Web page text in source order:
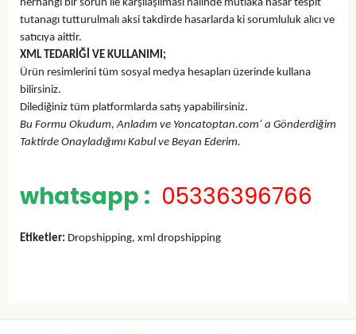
herhangi bir sorun ile karşılaşılması halinde mutlaka hasar tespit
tutanagı tutturulmalı aksi takdirde hasarlarda ki sorumluluk alıcı ve
satıcıya aittir.
XML TEDARİĞİ VE KULLANIMI;
Ürün resimlerini tüm sosyal medya hesapları üzerinde kullana
bilirsiniz.
Dilediğiniz tüm platformlarda satış yapabilirsiniz.
Bu Formu Okudum, Anladım ve Yoncatoptan.com’ a Gönderdiğim
Taktirde Onayladığımı Kabul ve Beyan Ederim.
whatsapp : 05336396766
Etiketler: Dropshipping, xml dropshipping